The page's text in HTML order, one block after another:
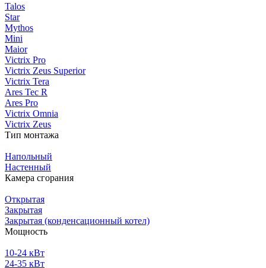
Talos
Star
Mythos
Mini
Maior
Victrix Pro
Victrix Zeus Superior
Victrix Tera
Ares Tec R
Ares Pro
Victrix Omnia
Victrix Zeus
Тип монтажа
Напольный
Настенный
Камера сгорания
Открытая
Закрытая
Закрытая (конденсационный котел)
Мощность
10-24 кВт
24-35 кВт